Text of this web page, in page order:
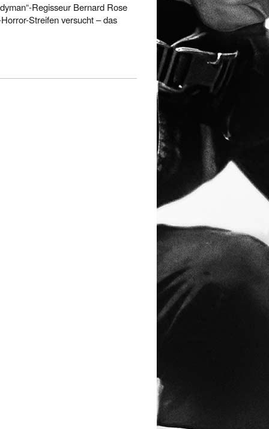
Regisseur Bernard Rose
Streifen versucht – das